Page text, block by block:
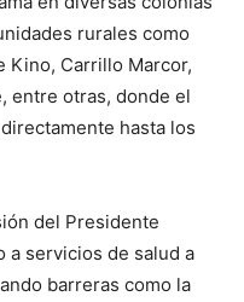
rurales como
Kino, Carrillo Marcor,
entre otras, donde el
hasta los
del Presidente
a servicios de salud a
barreras como la